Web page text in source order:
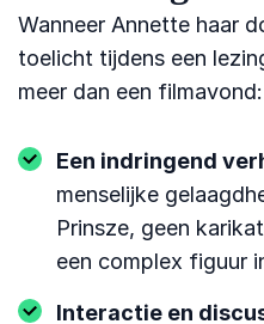
Wanneer Annette haar
toelicht tijdens een
meer dan een filmavond:
Een indringend
menselijke
Prinsze, geen
een complex figuur
Interactie en